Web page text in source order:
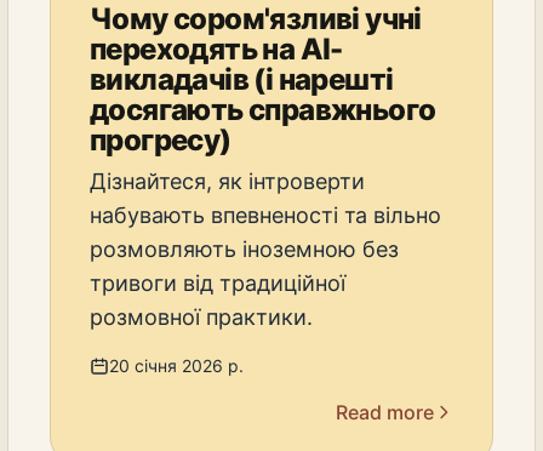
Чому сором'язливі учні
переходять на AI-
викладачів (і нарешті
досягають справжнього
прогресу)
Дізнайтеся, як інтроверти
набувають впевненості та вільно
розмовляють іноземною без
тривоги від традиційної
розмовної практики.
20 січня 2026 р.
Read more